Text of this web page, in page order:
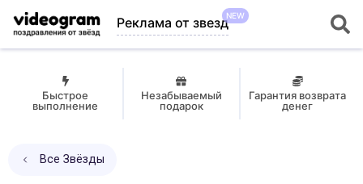
Реклама от звездNEW
Быстрое
выполнение
Незабываемый
подарок
Гарантия возврата
денег
Все Звёзды